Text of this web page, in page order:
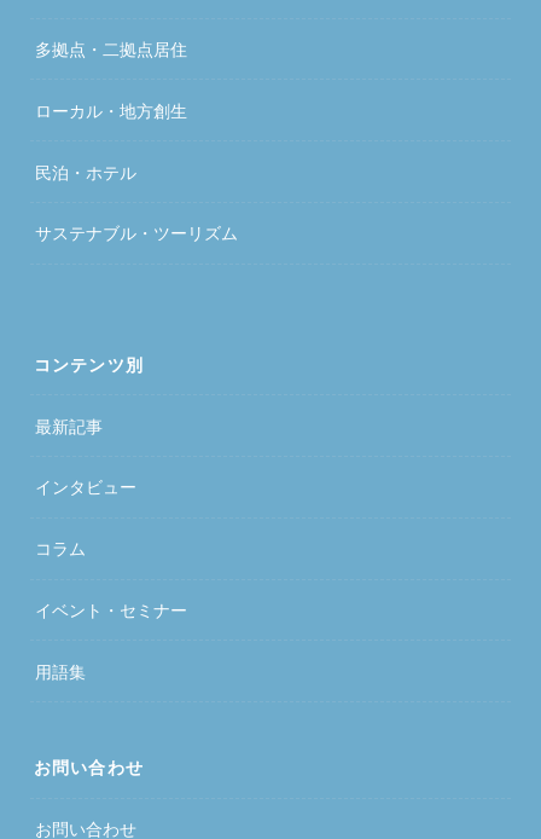
多拠点・二拠点居住
ローカル・地方創生
民泊・ホテル
サステナブル・ツーリズム
コンテンツ別
最新記事
インタビュー
コラム
イベント・セミナー
用語集
お問い合わせ
お問い合わせ